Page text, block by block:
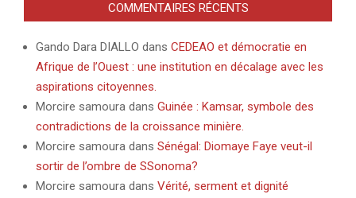
COMMENTAIRES RÉCENTS
Gando Dara DIALLO dans CEDEAO et démocratie en
Afrique de l’Ouest : une institution en décalage avec les
aspirations citoyennes.
Morcire samoura dans Guinée : Kamsar, symbole des
contradictions de la croissance minière.
Morcire samoura dans Sénégal: Diomaye Faye veut-il
sortir de l’ombre de SSonoma?
Morcire samoura dans Vérité, serment et dignité